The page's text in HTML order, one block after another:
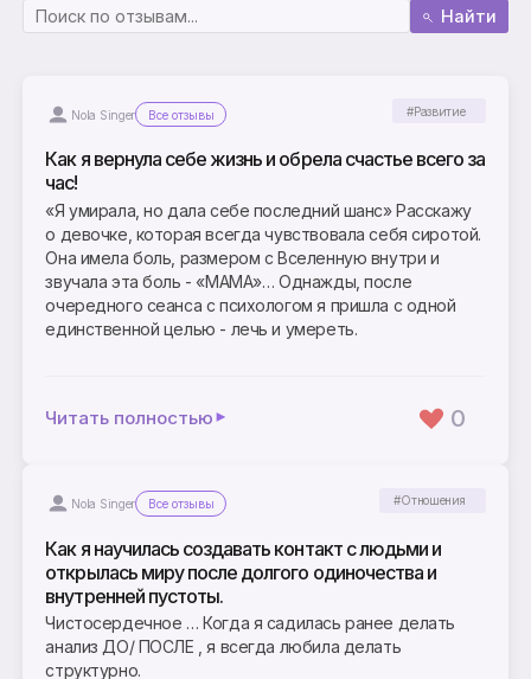
Найти
Nola Singer Все отзывы #Развитие
Как я вернула себе жизнь и обрела счастье всего за
час!
«Я умирала, но дала себе последний шанс» Расскажу
о девочке, которая всегда чувствовала себя сиротой.
Она имела боль, размером с Вселенную внутри и
звучала эта боль - «МАМА»… Однажды, после
очередного сеанса с психологом я пришла с одной
единственной целью - лечь и умереть.
Читать полностью 0
Nola Singer Все отзывы #Отношения
Как я научилась создавать контакт с людьми и
открылась миру после долгого одиночества и
внутренней пустоты.
Чистосердечное … Когда я садилась ранее делать
анализ ДО/ ПОСЛЕ , я всегда любила делать
структурно.